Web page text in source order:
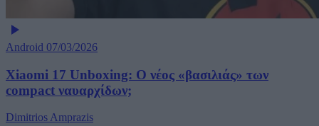
Android 07/03/2026
Xiaomi 17 Unboxing: Ο νέος «βασιλιάς» των
compact ναυαρχίδων;
Dimitrios Amprazis